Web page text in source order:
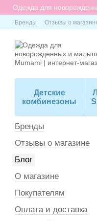
Перейти к основному
Одежда для
Бренды Отзывы о
Детские
комбинезоны
Бренды
Отзывы о магазине
Блог
О магазине
Покупателям
Оплата и доставка